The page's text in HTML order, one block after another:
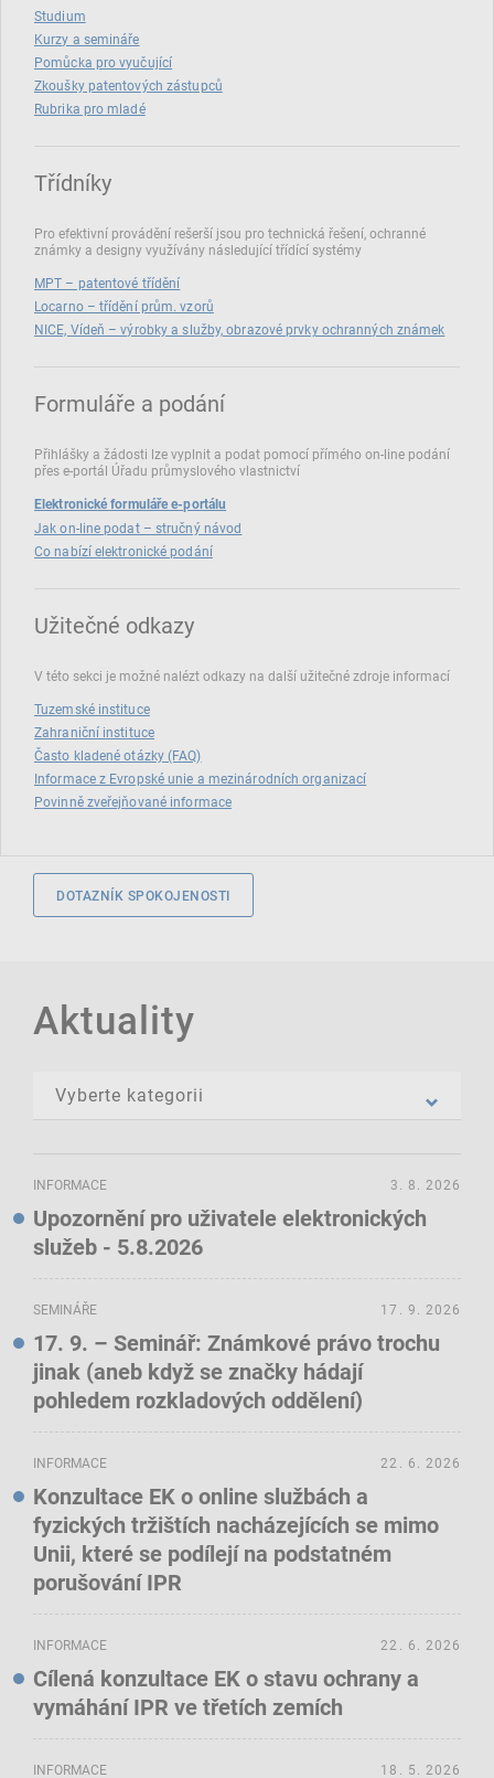
Studium
Kurzy a semináře
Pomůcka pro vyučující
Zkoušky patentových zástupců
Rubrika pro mladé
Třídníky
Pro efektivní provádění rešerší jsou pro technická řešení, ochranné
známky a designy využívány následující třídící systémy
MPT – patentové třídění
Locarno – třídění prům. vzorů
NICE, Vídeň – výrobky a služby, obrazové prvky ochranných známek
Formuláře a podání
Přihlášky a žádosti lze vyplnit a podat pomocí přímého on‑line podání
přes e‑portál Úřadu průmyslového vlastnictví
Elektronické formuláře e-portálu
Jak on-line podat – stručný návod
Co nabízí elektronické podání
Užitečné odkazy
V této sekci je možné nalézt odkazy na další užitečné zdroje informací
Tuzemské instituce
Zahraniční instituce
Často kladené otázky (FAQ)
Informace z Evropské unie a mezinárodních organizací
Povinně zveřejňované informace
DOTAZNÍK SPOKOJENOSTI
Aktuality
INFORMACE
Upozornění pro uživatele elektronických
služeb - 5.8.2026
3. 8. 2026
SEMINÁŘE
17. 9. – Seminář: Známkové právo trochu
jinak (aneb když se značky hádají
pohledem rozkladových oddělení)
17. 9. 2026
INFORMACE
Konzultace EK o online službách a
fyzických tržištích nacházejících se mimo
Unii, které se podílejí na podstatném
porušování IPR
22. 6. 2026
INFORMACE
Cílená konzultace EK o stavu ochrany a
vymáhání IPR ve třetích zemích
22. 6. 2026
INFORMACE 18. 5. 2026